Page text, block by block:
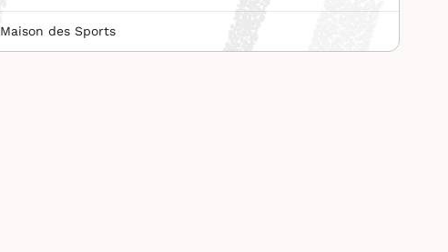
Maison des Sports